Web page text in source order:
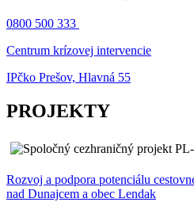
0800 500 333
Centrum krízovej intervencie
IPčko Prešov, Hlavná 55
PROJEKTY
Rozvoj a podpora potenciálu
nad Dunajcem a obec Lendak